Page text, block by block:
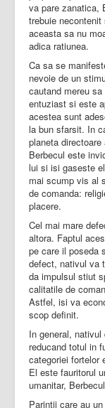
va pare zanatica,
trebuie
aceasta sa nu
adica ratiunea.
Ca sa se
nevoie de un
cautand mereu
entuziast si este
acestea sunt
la bun sfarsit. In
planeta
Berbecul este
lui si isi gaseste
mai scump vis al
de comanda:
placere.
Cel mai mare
altora. Faptul
pe care il poseda
defect, nativul va
da impulsul stiut
calitatile de
Astfel, isi va
scop definit.
In general,
reducand totul in
categoriei fortelor
El este fauritorul
umanitar,
Parintii care au